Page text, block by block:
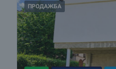
ПРОДАЖБА